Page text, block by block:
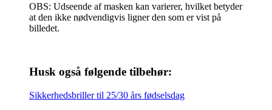
OBS: Udseende af masken kan varierer, hvilket betyder
at den ikke nødvendigvis ligner den som er vist på
billedet.
Husk også følgende tilbehør:
Sikkerhedsbriller til 25/30 års fødselsdag